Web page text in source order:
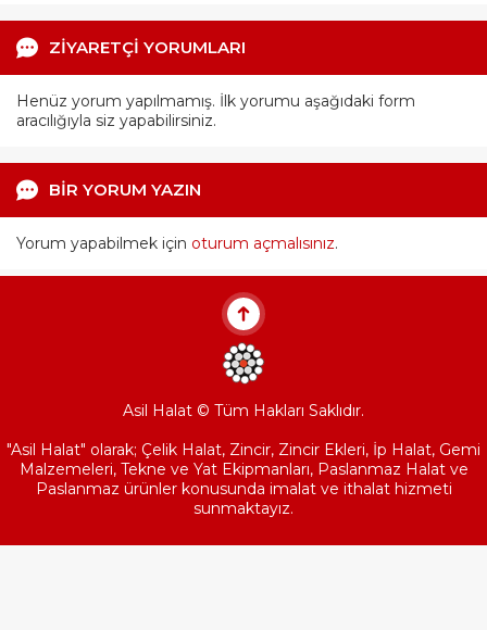
ZİYARETÇİ YORUMLARI
Henüz yorum yapılmamış. İlk yorumu aşağıdaki form
aracılığıyla siz yapabilirsiniz.
BİR YORUM YAZIN
Yorum yapabilmek için oturum açmalısınız.
Asil Halat © Tüm Hakları Saklıdır.
"Asil Halat" olarak; Çelik Halat, Zincir, Zincir Ekleri, İp Halat, Gemi
Malzemeleri, Tekne ve Yat Ekipmanları, Paslanmaz Halat ve
Paslanmaz ürünler konusunda imalat ve ithalat hizmeti
sunmaktayız.